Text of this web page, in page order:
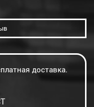
доставка.